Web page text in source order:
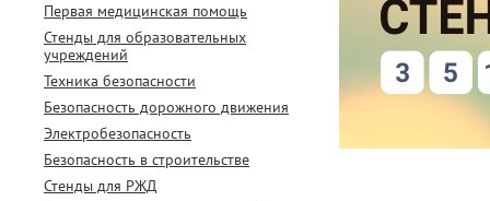
Первая медицинская помощь
Стенды для образовательных
учреждений
Техника безопасности
Безопасность дорожного движения
Электробезопасность
Безопасность в строительстве
Стенды для РЖД